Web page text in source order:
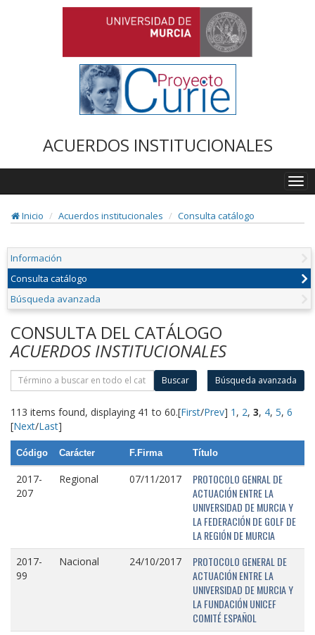
ACUERDOS INSTITUCIONALES
Inicio
Acuerdos institucionales Consulta catálogo
Información
Consulta catálogo
Búsqueda avanzada
CONSULTA DEL CATÁLOGO
ACUERDOS INSTITUCIONALES
Buscar Búsqueda avanzada
113 items found, displaying 41 to 60.[First/Prev] 1 , 2, 3, 4, 5, 6
[Next/Last]
Código Carácter F.Firma Título
2017-
207
Regional 07/11/2017
PROTOCOLO GENRAL DE
ACTUACIÓN ENTRE LA
UNIVERSIDAD DE MURCIA Y
LA FEDERACIÓN DE GOLF DE
LA REGIÓN DE MURCIA
2017-
99
Nacional 24/10/2017
PROTOCOLO GENERAL DE
ACTUACIÓN ENTRE LA
UNIVERSIDAD DE MURCIA Y
LA FUNDACIÓN UNICEF
COMITÉ ESPAÑOL